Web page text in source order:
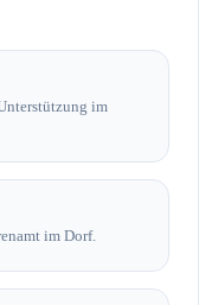
im
im Dorf.